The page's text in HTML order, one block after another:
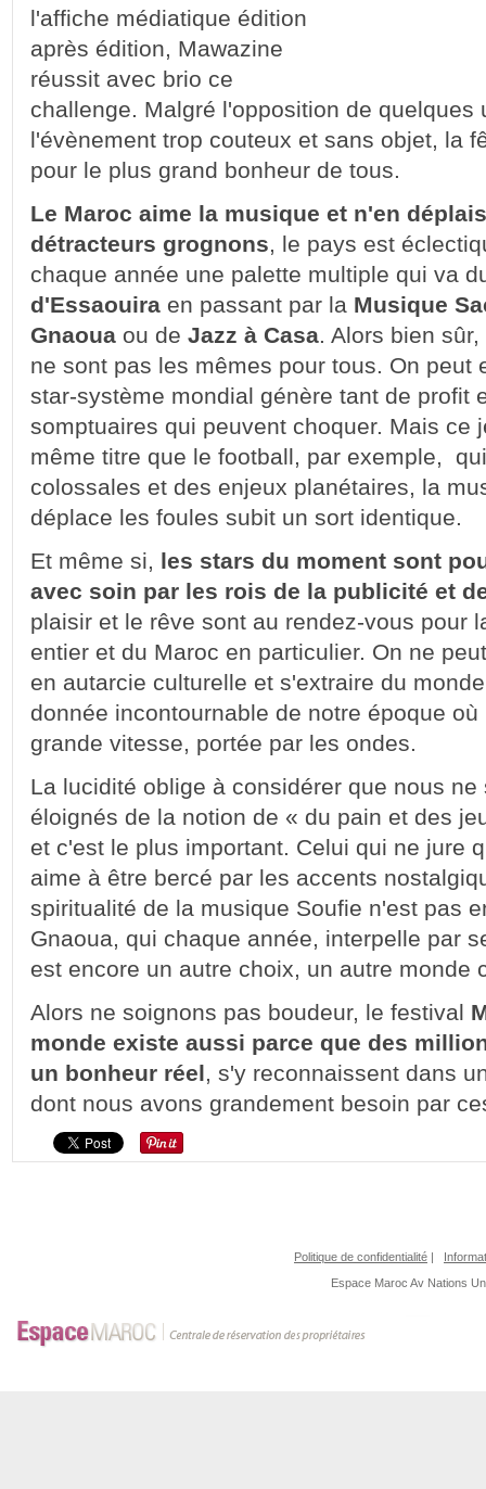
l'affiche médiatique édition
après édition, Mawazine
réussit avec brio ce
challenge. Malgré l'opposition de quelques
l'évènement trop couteux et sans objet, la
pour le plus grand bonheur de tous.
Le Maroc aime la musique et n'en
détracteurs grognons, le pays est
chaque année une palette multiple qui va
d'Essaouira en passant par la Musique
Gnaoua ou de Jazz à Casa. Alors bien
ne sont pas les mêmes pour tous. On peut
star-système mondial génère tant de profit
somptuaires qui peuvent choquer. Mais ce
même titre que le football, par exemple,
colossales et des enjeux planétaires, la
déplace les foules subit un sort identique.
Et même si, les stars du moment sont
avec soin par les rois de la publicité et
plaisir et le rêve sont au rendez-vous pour
entier et du Maroc en particulier. On ne
en autarcie culturelle et s'extraire du
donnée incontournable de notre époque
grande vitesse, portée par les ondes.
La lucidité oblige à considérer que nous
éloignés de la notion de « du pain et des
et c'est le plus important. Celui qui ne jure
aime à être bercé par les accents
spiritualité de la musique Soufie n'est pas
Gnaoua, qui chaque année, interpelle par
est encore un autre choix, un autre monde
Alors ne soignons pas boudeur, le festival
monde existe aussi parce que des
un bonheur réel, s'y reconnaissent dans
dont nous avons grandement besoin par
Politique de confidentialité |
Espace Maroc Av Nations